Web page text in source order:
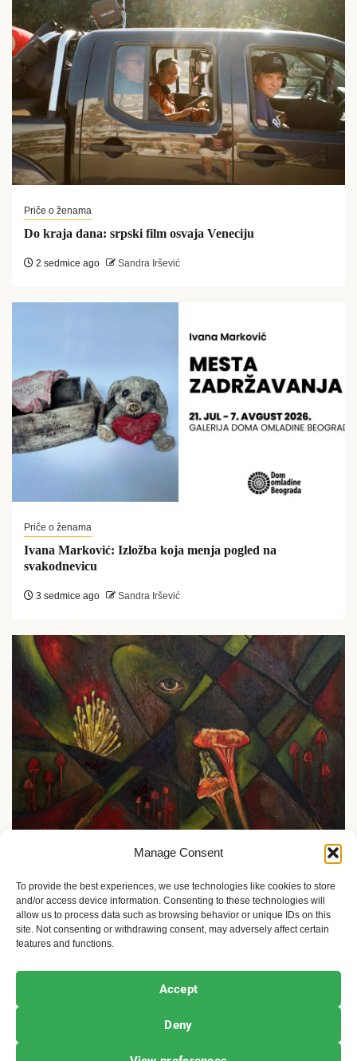
Manage Consent
To provide the best experiences, we use technologies like cookies to store
and/or access device information. Consenting to these technologies will
allow us to process data such as browsing behavior or unique IDs on this
site. Not consenting or withdrawing consent, may adversely affect certain
features and functions.
Accept
Deny
Priče o ženama
Do kraja dana: srpski film osvaja Veneciju
2 sedmice ago Sandra Iršević
Priče o ženama
Ivana Marković: Izložba koja menja pogled na
svakodnevicu
3 sedmice ago Sandra Iršević
Ciudad Viva: Srpkinja oduševila La Paz
3 sedmice ago Sandra Iršević
Ekologija i održivost
Copyright © All rights reserved.